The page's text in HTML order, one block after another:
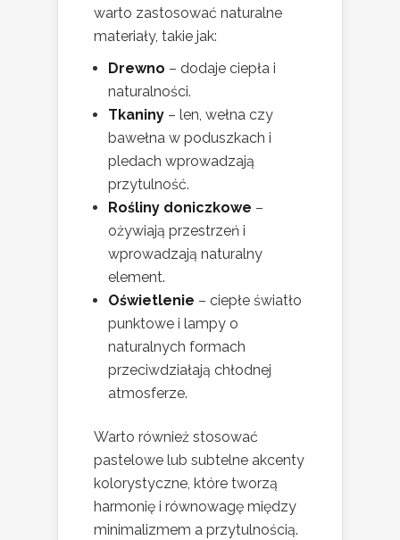
warto zastosować naturalne
materiały, takie jak:
Drewno – dodaje ciepła i
naturalności.
Tkaniny – len, wełna czy
bawełna w poduszkach i
pledach wprowadzają
przytulność.
Rośliny doniczkowe –
ożywiają przestrzeń i
wprowadzają naturalny
element.
Oświetlenie – ciepłe światło
punktowe i lampy o
naturalnych formach
przeciwdziałają chłodnej
atmosferze.
Warto również stosować
pastelowe lub subtelne akcenty
kolorystyczne, które tworzą
harmonię i równowagę między
minimalizmem a przytulnością.